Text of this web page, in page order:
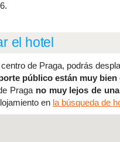
el hotel
de Praga, podrás
público están muy
Praga no muy lejos de
en la búsqueda de